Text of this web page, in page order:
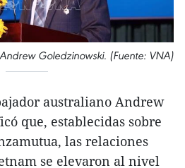
Goledzinowski. (Fuente: VNA)
australiano Andrew
que, establecidas sobre
las relaciones
se elevaron al nivel